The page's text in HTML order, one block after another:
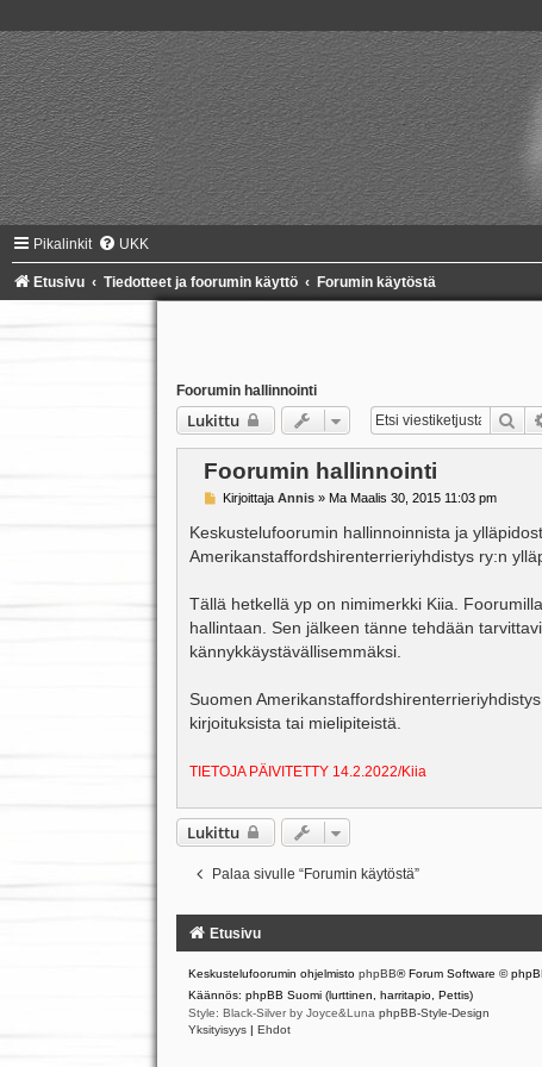
Pikalinkit UKK
Etusivu Tiedotteet ja foorumin käyttö Forumin käytöstä
Foorumin hallinnointi
Lukittu Etsi
Foorumin hallinnointi
V
e
t
Kirjoittaja Annis» Ma Maalis 30, 2015 11:03 pm
Keskustelufoorumin hallinnoinnista ja
Amerikanstaffordshirenterrieriyhdistys ry:n
Tällä hetkellä yp on nimimerkki Kiia.
hallintaan. Sen jälkeen tänne tehdään
kännykkäystävällisemmäksi.
Suomen
kirjoituksista tai mielipiteistä.
TIETOJA PÄIVITETTY 14.2.2022/Kiia
Lukittu
Palaa sivulle “Forumin käytöstä”
Etusivu
Keskustelufoorumin ohjelmisto phpBB® Forum Software ©
Käännös: phpBB Suomi (lurttinen, harritapio, Pettis)
Style: Black-Silver by Joyce&Luna phpBB-Style-Design
Yksityisyys | Ehdot